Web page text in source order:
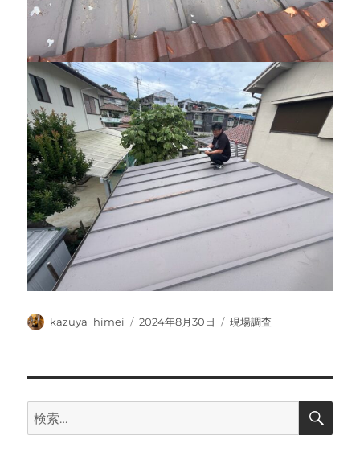
投
kazuya_himei
投
2024年8月30日
カ
現場調査
検
索:
検